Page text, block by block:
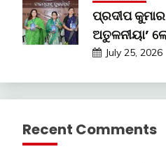
ପ୍ରଦୀପ
ଅତୁଳନୀୟା’
July 25, 2026
Recent Comments